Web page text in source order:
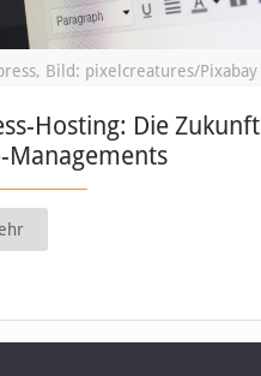
Bild: pixelcreatures/Pixabay
Hosting: Die Zukunft
Managements